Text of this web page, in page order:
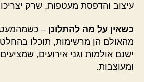
עיצוב והדפסת מעטפות, שרק
כשאין על מה להתלונן –
מהאולם הן מרשימות, תוכלו
ישנם אולמות וגני אירועים,
ומעוצבות.